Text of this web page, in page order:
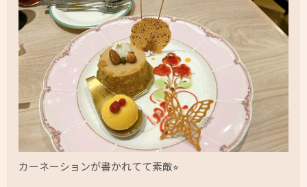
カーネーションが書かれてて素敵⭐︎